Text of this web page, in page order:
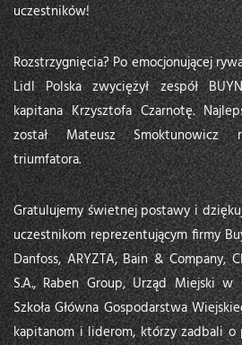
uczestników!
Rozstrzygnięcia? Po emocjonującej
Lidl Polska zwyciężył zespół
kapitana Krzysztofa Czarnotę.
został Mateusz Smoktunowicz
triumfatora.
Gratulujemy świetnej postawy i
uczestnikom reprezentującym firmy
Danfoss, ARYZTA, Bain & Company,
S.A., Raben Group, Urząd Miejski w
Szkoła Główna Gospodarstwa
kapitanom i liderom, którzy zadbali o